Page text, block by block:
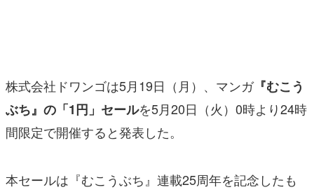
その他
株式会社ドワンゴは5月19日（月）、マンガ『むこう
ぶち』の「1円」セールを5月20日（火）0時より24時
間限定で開催すると発表した。
本セールは『むこうぶち』連載25周年を記念したも